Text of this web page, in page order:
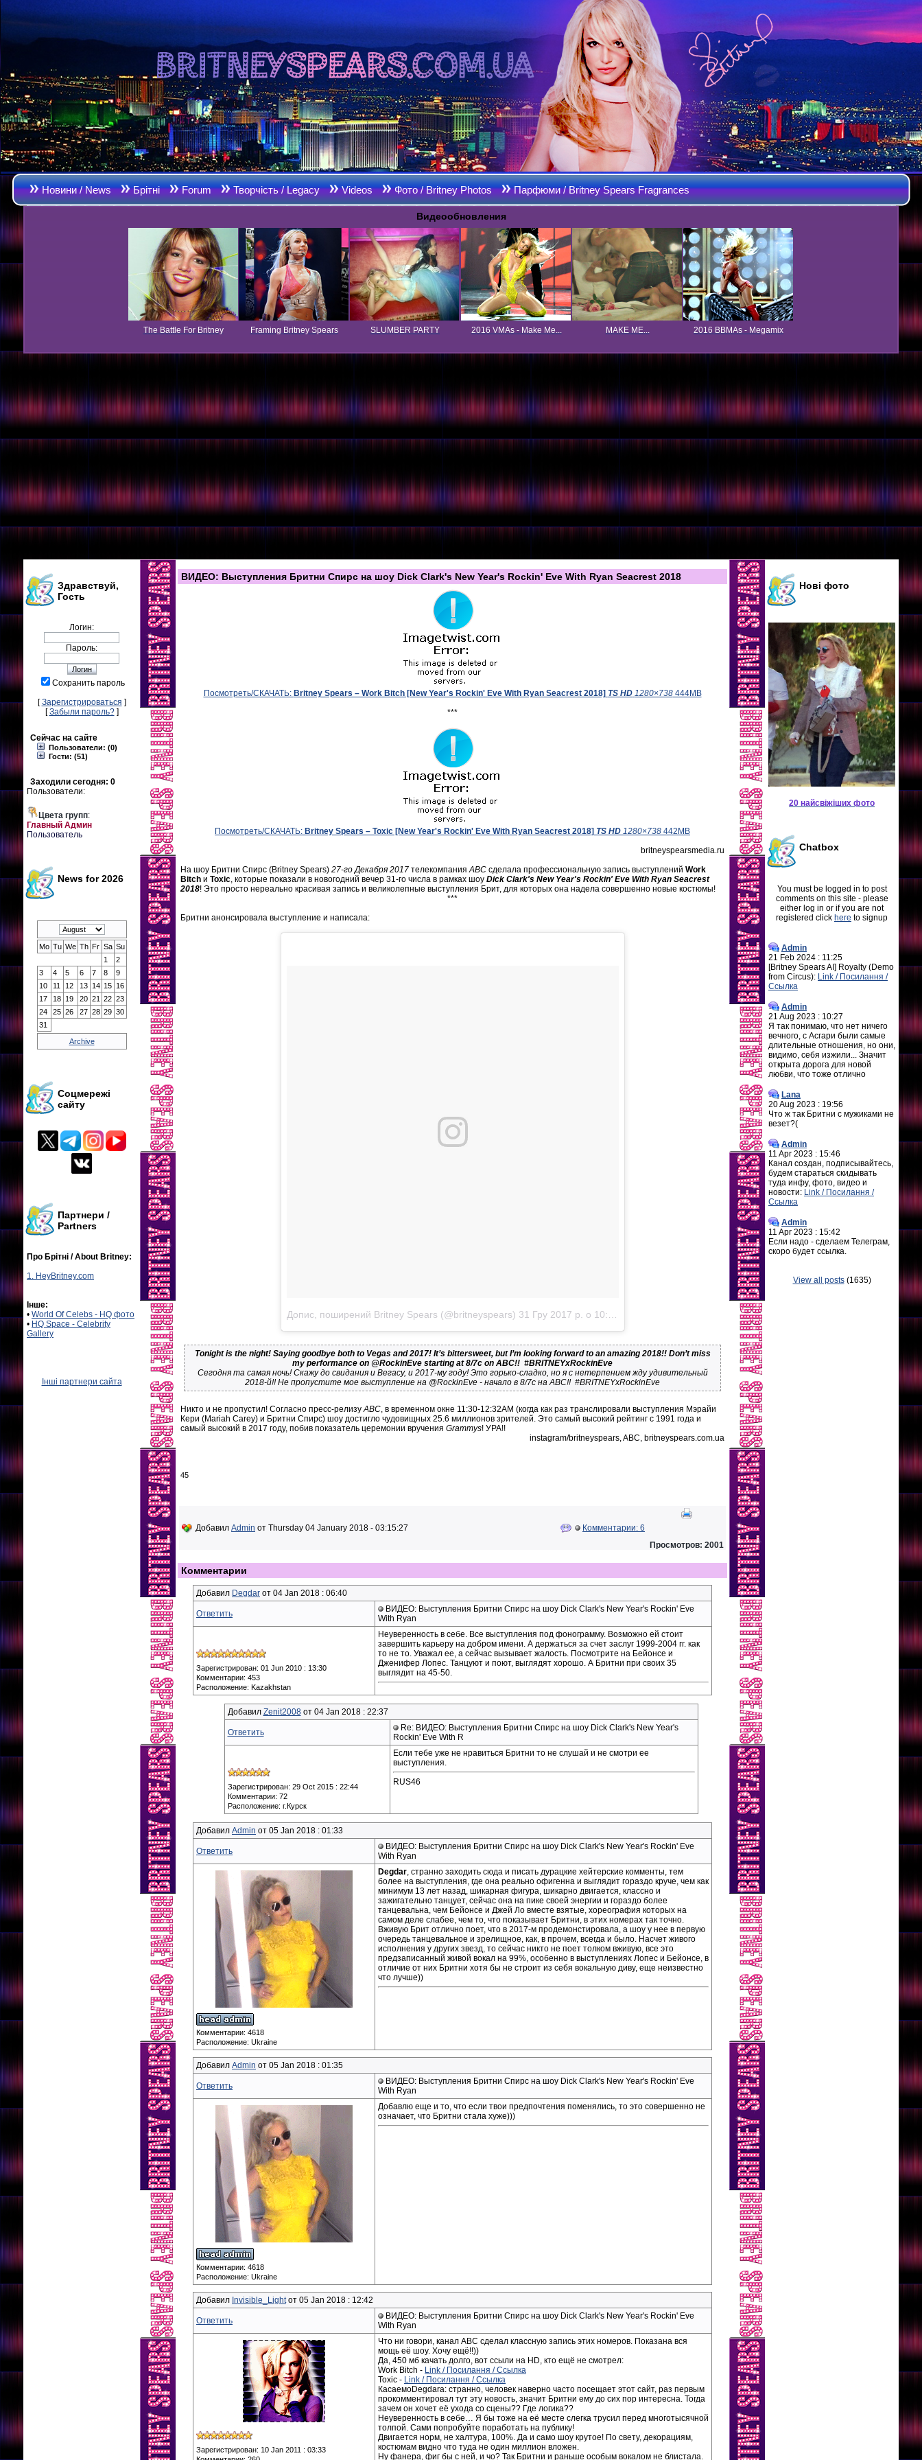
Новини / News Брітні Forum Творчість / Legacy Videos Фото / Britney Photos Парфюми / Britney Spears Fragrances
Видеообновления
The Battle For Britney Framing Britney Spears SLUMBER PARTY 2016 VMAs - Make Me... MAKE ME... 2016 BBMAs - Megamix
Здравствуй,
Гость
Логин:
Пароль:
Сохранить пароль
[Зарегистрироваться ]
[Забыли пароль?]
Сейчас на сайте
Пользователи: (0)
Гости: (51)
Заходили сегодня: 0
Пользователи:
Цвета групп:
Главный Админ
Пользователь
News for 2026
Mo Tu We Th Fr Sa Su
1
2
3
4 5 6 7 8
9
10
11 12 13 14 15
16
17
18 19 20 21 22 23
24
25 26 27 28 29 30
31
Archive
Соцмережі
сайту
Партнери /
Partners
Про Брітні / About Britney:
1. HeyBritney.com
Інше:
• World Of Celebs - HQ фото
• HQ Space - Celebrity
Gallery
Інші партнери сайта
ВИДЕО: Выступления Бритни Спирс на шоу Dick Clark's New Year's Rockin' Eve With Ryan Seacrest 2018
Посмотреть/СКАЧАТЬ: Britney Spears – Work Bitch [New Year's Rockin' Eve With Ryan Seacrest 2018] TS HD 1280×738444MB
***
Посмотреть/СКАЧАТЬ: Britney Spears – Toxic [New Year's Rockin' Eve With Ryan Seacrest 2018] TS HD 1280×738 442MB
britneyspearsmedia.ru
На шоу Бритни Спирс (Britney Spears) 27-го Декабря 2017 телекомпанияABC сделала профессиональную запись выступлений Work
Bitch и Toxic, которые показали в новогодний вечер 31-го числа в рамках шоу Dick Clark's New Year's Rockin' Eve With Ryan Seacrest
2018! Это просто нереально красивая запись и великолепные выступления Брит, для которых она надела совершенно новые костюмы!
***
Бритни анонсировала выступление и написала:
Допис, поширений Britney Spears (@britneyspears) 31 Гру 2017 р. о 10:42 PST
Tonight is the night! Saying goodbye both to Vegas and 2017! It’s bittersweet, but I’m looking forward to an amazing 2018!! Don’t miss
my performance on @RockinEve starting at 8/7c on ABC!! #BRITNEYxRockinEve
Сегодня та самая ночь! Скажу до свидания и Вегасу, и 2017-му году! Это горько-сладко, но я с нетерпением жду удивительный
2018-й!! Не пропустите мое выступление на @RockinEve - начало в 8/7c на ABC!! #BRITNEYxRockinEve
Никто и не пропустил! Согласно пресс-релизуABC, в временном окне 11:30-12:32AM (когда как раз транслировали выступления Мэрайи
Кери (Mariah Carey) и Бритни Спирс) шоу достигло чудовищных 25.6 миллионов зрителей. Это самый высокий рейтинг с 1991 года и
самый высокий в 2017 году, побив показатель церемонии вручения Grammys! УРА!!
instagram/britneyspears, ABC, britneyspears.com.ua
45
Добавил Admin от Thursday 04 January 2018 - 03:15:27
Комментарии: 6
Просмотров: 2001
Комментарии
Добавил Degdar от 04 Jan 2018 : 06:40
Ответить
ВИДЕО: Выступления Бритни Спирс на шоу Dick Clark's New Year's Rockin' Eve
With Ryan
Зарегистрирован: 01 Jun 2010 : 13:30
Комментарии: 453
Расположение: Kazakhstan
Неуверенность в себе. Все выступления под фонограмму. Возможно ей стоит
завершить карьеру на добром имени. А держаться за счет заслуг 1999-2004 гг. как
то не то. Уважал ее, а сейчас вызывает жалость. Посмотрите на Бейонсе и
Дженифер Лопес. Танцуют и поют, выглядят хорошо. А Бритни при своих 35
выглядит на 45-50.
Добавил Zenit2008от 04 Jan 2018 : 22:37
Ответить
Re: ВИДЕО: Выступления Бритни Спирс на шоу Dick Clark's New Year's
Rockin' Eve With R
Зарегистрирован: 29 Oct 2015 : 22:44
Комментарии: 72
Расположение: г.Курск
Если тебе уже не нравиться Бритни то не слушай и не смотри ее
выступления.
RUS46
Добавил Admin от 05 Jan 2018 : 01:33
Ответить
ВИДЕО: Выступления Бритни Спирс на шоу Dick Clark's New Year's Rockin' Eve
With Ryan
Комментарии: 4618
Расположение: Ukraine
Degdar, странно заходить сюда и писать дурацкие хейтерские комменты, тем
более на выступления, где она реально офигенна и выглядит гораздо круче, чем как
минимум 13 лет назад, шикарная фигура, шикарно двигается, классно и
зажигательно танцует, сейчас она на пике своей энергии и гораздо более
танцевальна, чем Бейонсе и Джей Ло вместе взятые, хореография которых на
самом деле слабее, чем то, что показывает Бритни, в этих номерах так точно.
Вживую Брит отлично поет, что в 2017-м продемонстировала, а шоу у нее в первую
очередь танцевальное и зрелищное, как, в прочем, всегда и было. Насчет живого
исполнения у других звезд, то сейчас никто не поет толком вживую, все это
предзаписанный живой вокал на 99%, особенно в выступлениях Лопес и Бейонсе, в
отличие от них Бритни хотя бы не строит из себя вокальную диву, еще неизвестно
что лучше))
Добавил Admin от 05 Jan 2018 : 01:35
Ответить
ВИДЕО: Выступления Бритни Спирс на шоу Dick Clark's New Year's Rockin' Eve
With Ryan
Комментарии: 4618
Расположение: Ukraine
Добавлю еще и то, что если твои предпочтения поменялись, то это совершенно не
означает, что Бритни стала хуже)))
Добавил Invisible_Lightот 05 Jan 2018 : 12:42
Ответить
ВИДЕО: Выступления Бритни Спирс на шоу Dick Clark's New Year's Rockin' Eve
With Ryan
Зарегистрирован: 10 Jan 2011 : 03:33
Что ни говори, канал ABC сделал классную запись этих номеров. Показана вся
мощь её шоу. Хочу ещё!!))
Да, 450 мб качать долго, вот ссыли на HD, кто ещё не смотрел:
Work Bitch - Link / Посилання / Ссылка
Toxic - Link / Посилання / Ссылка
КасаемоDegdara: странно, человек наверно часто посещает этот сайт, раз первым
прокомментировал тут эту новость, значит Бритни ему до сих пор интересна. Тогда
зачем он хочет её ухода со сцены?? Где логика??
Неуверенность в себе… Я бы тоже на её месте слегка трусил перед многотысячной
толпой. Сами попробуйте поработать на публику!
Двигается норм, не халтура, 100%. Да и само шоу крутое! По свету, декорациям,
костюмам видно что туда не один миллион вложен.
Ну фанера, фиг бы с ней, и чо? Так Бритни и раньше особым вокалом не блистала.
Нові фото
20 найсвіжіших фото
Chatbox
You must be logged in to post
comments on this site - please
either log in or if you are not
registered click here to signup
Admin
21 Feb 2024 : 11:25
[Britney Spears AI] Royalty (Demo
from Circus): Link / Посилання /
Ссылка
Admin
21 Aug 2023 : 10:27
Я так понимаю, что нет ничего
вечного, с Асгари были самые
длительные отношения, но они,
видимо, себя изжили... Значит
открыта дорога для новой
любви, что тоже отлично
Lana
20 Aug 2023 : 19:56
Что ж так Бритни с мужиками не
везет?(
Admin
11 Apr 2023 : 15:46
Канал создан, подписывайтесь,
будем стараться скидывать
туда инфу, фото, видео и
новости: Link / Посилання /
Ссылка
Admin
11 Apr 2023 : 15:42
Если надо - сделаем Телеграм,
скоро будет ссылка.
View all posts(1635)